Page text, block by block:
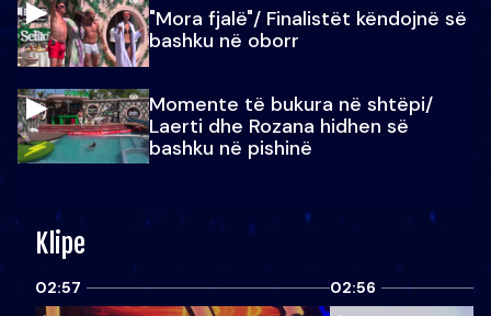
"Mora fjalë"/ Finalistët këndojnë së
bashku në oborr
Momente të bukura në shtëpi/
Laerti dhe Rozana hidhen së
bashku në pishinë
Klipe
02:57 02:56